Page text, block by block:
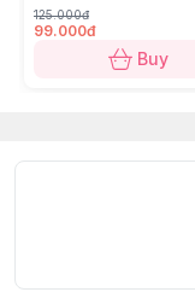
nhiều lớp, sống
thiết kế kết hợp
của Nhà thờ Đức
Quy cách kỹ thuật:
125.000đ
99.000đ
Buy